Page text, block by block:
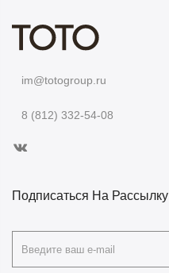
im@totogroup.ru
8 (812) 332-54-08
Подписаться На Рассылку